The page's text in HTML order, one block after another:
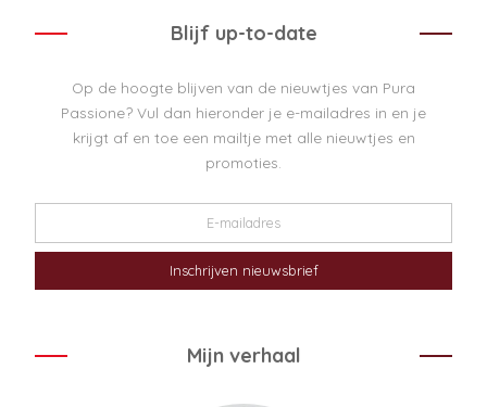
Blijf up-to-date
Op de hoogte blijven van de nieuwtjes van Pura
Passione? Vul dan hieronder je e-mailadres in en je
krijgt af en toe een mailtje met alle nieuwtjes en
promoties.
Mijn verhaal